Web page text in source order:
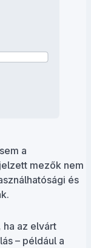
a
mezők nem
és
az elvárt
– például a